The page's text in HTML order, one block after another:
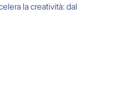
la creatività: dal